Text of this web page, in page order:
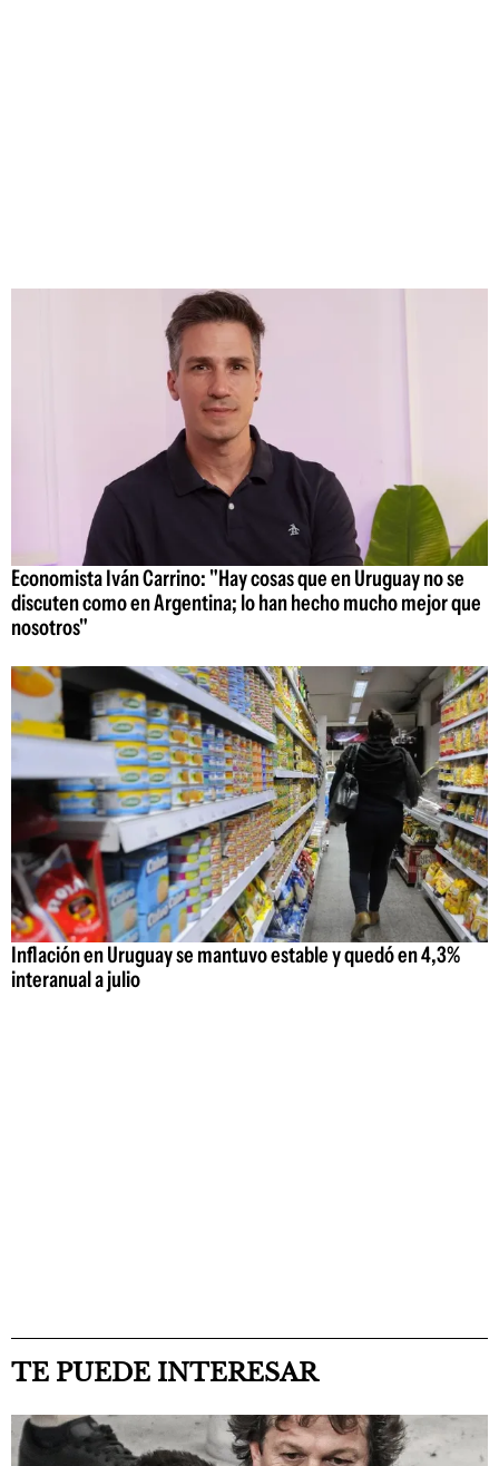
Economista Iván Carrino: "Hay cosas que en Uruguay no se
discuten como en Argentina; lo han hecho mucho mejor que
nosotros"
Inflación en Uruguay se mantuvo estable y quedó en 4,3%
interanual a julio
TE PUEDE INTERESAR